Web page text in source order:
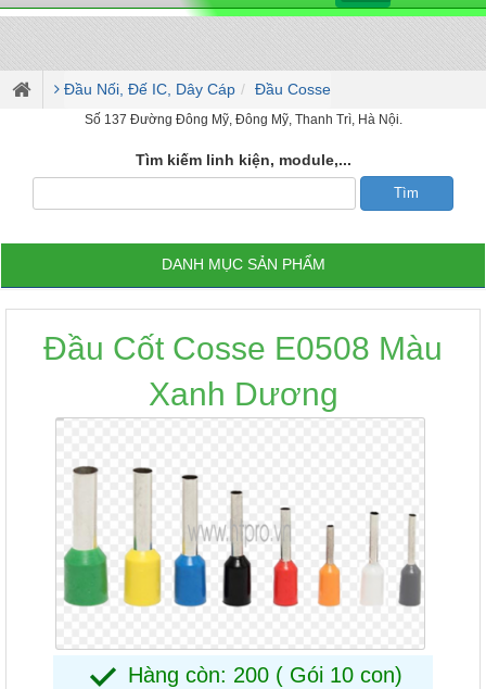
Đầu Nối, Đế IC, Dây Cáp Đầu Cosse
Số 137 Đường Đông Mỹ, Đông Mỹ, Thanh Trì, Hà Nội.
Tìm kiếm linh kiện, module,...
DANH MỤC SẢN PHẨM
Đầu Cốt Cosse E0508 Màu
Xanh Dương
Hàng còn: 200 ( Gói 10 con)